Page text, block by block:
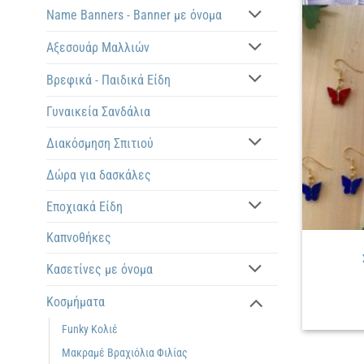
Name Banners - Banner με όνομα
Αξεσουάρ Μαλλιών
Βρεφικά - Παιδικά Είδη
Γυναικεία Σανδάλια
Διακόσμηση Σπιτιού
Δώρα για δασκάλες
Εποχιακά Είδη
Καπνοθήκες
Κασετίνες με όνομα
Κοσμήματα
Funky Κολιέ
Μακραμέ Βραχιόλια Φιλίας